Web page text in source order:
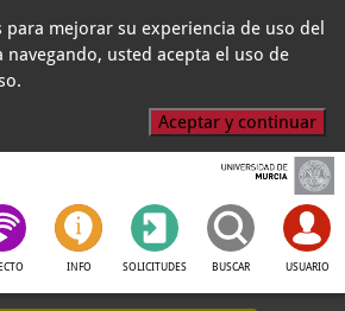
para mejorar su experiencia de uso del
usted acepta el uso de
Aceptar y continuar
INFO SOLICITUDES BUSCAR USUARIO